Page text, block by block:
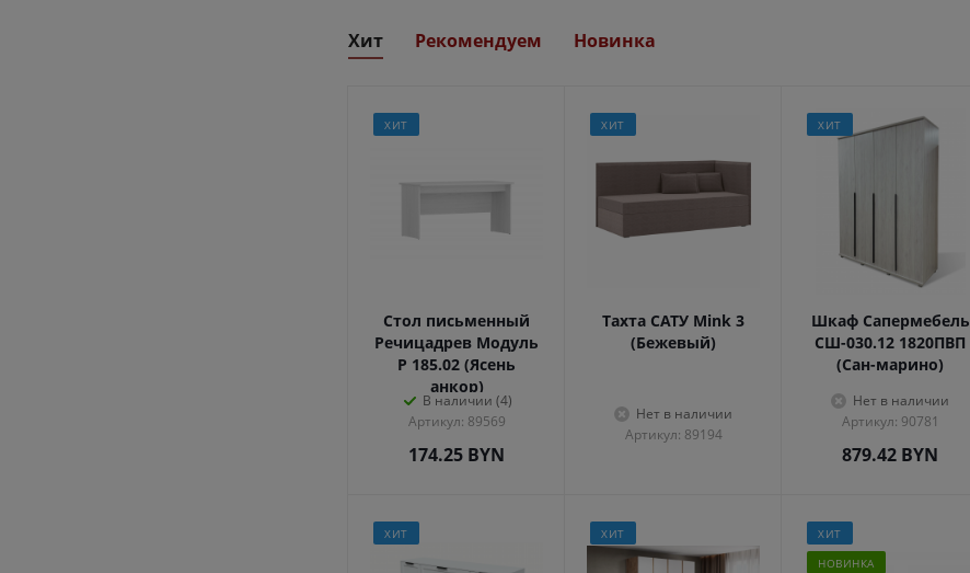
Хит Рекомендуем Новинка
ХИТ
Стол письменный
Речицадрев Модуль
Р 185.02 (Ясень
анкор)
В наличии (4)
Артикул: 89569
174.25 BYN
ХИТ
Тахта САТУ Mink 3
(Бежевый)
Нет в наличии
Артикул: 89194
ХИТ
Шкаф Сапермебель
СШ-030.12 1820ПВП
(Сан-марино)
Нет в наличии
Артикул: 90781
879.42 BYN
ХИТ ХИТ
ХИТ
НОВИНКА